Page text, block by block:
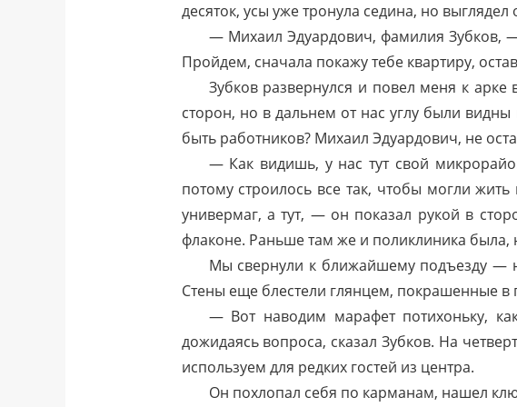
десяток, усы уже тронула седина, но
— Михаил Эдуардович, фамилия Зубков,
Пройдем, сначала покажу тебе квартиру,
Зубков развернулся и повел меня к
сторон, но в дальнем от нас углу были
быть работников? Михаил Эдуардович, не
— Как видишь, у нас тут свой
потому строилось все так, чтобы могли
универмаг, а тут, — он показал рукой в
флаконе. Раньше там же и поликлиника была,
Мы свернули к ближайшему подъезду —
Стены еще блестели глянцем, покрашенные в
— Вот наводим марафет потихоньку,
дожидаясь вопроса, сказал Зубков. На
используем для редких гостей из центра.
Он похлопал себя по карманам, нашел